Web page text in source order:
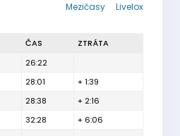
Livelox
Mezičasy
ČAS
ZTRÁTA
26:22
28:01
+ 1:39
28:38
+ 2:16
32:28
+ 6:06